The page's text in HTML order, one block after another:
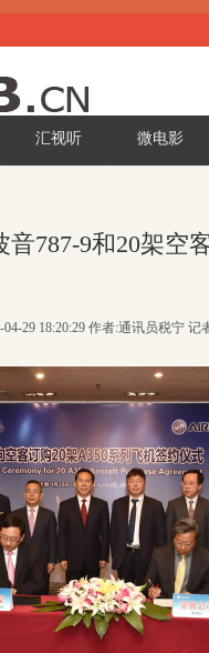
汇视听 微电影
787-9和20架空
04-29 18:20:29 作者:通讯员税宁 记